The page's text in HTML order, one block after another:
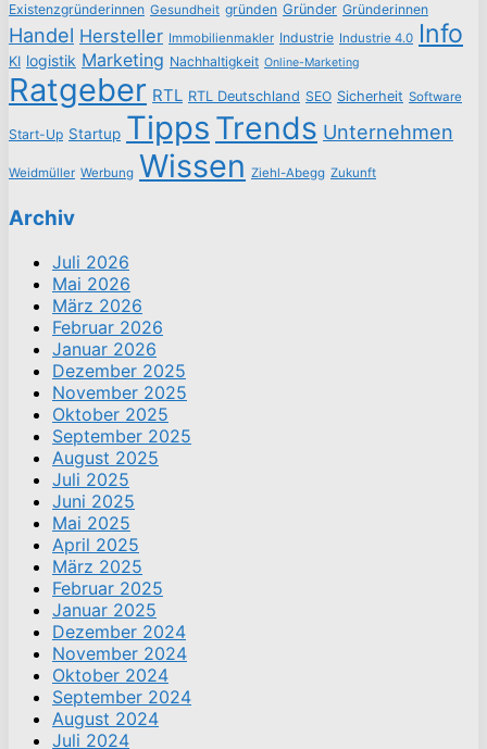
Existenzgründerinnen Gesundheit gründen Gründer Gründerinnen
Handel Hersteller Immobilienmakler Industrie Industrie 4.0 Info
KI logistik Marketing Nachhaltigkeit Online-Marketing
Ratgeber RTL RTL Deutschland SEO Sicherheit Software
Start-Up Startup Tipps Trends Unternehmen
Weidmüller Werbung Wissen Ziehl-Abegg Zukunft
Archiv
Juli 2026
Mai 2026
März 2026
Februar 2026
Januar 2026
Dezember 2025
November 2025
Oktober 2025
September 2025
August 2025
Juli 2025
Juni 2025
Mai 2025
April 2025
März 2025
Februar 2025
Januar 2025
Dezember 2024
November 2024
Oktober 2024
September 2024
August 2024
Juli 2024